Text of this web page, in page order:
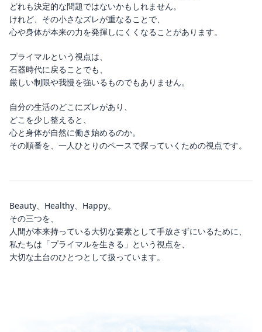
どれも決定的な問題ではないかもしれません。
けれど、その小さなズレが重なることで、
心や身体が本来の力を発揮しにくくなることがあります。
プライマルという視点は、
石器時代に戻ることでも、
厳しい制限や我慢を強いるものでもありません。
自分の生活のどこにズレがあり、
どこを少し整えると、
心と身体が自然に働き始めるのか。
その順番を、一人ひとりのペースで探っていくための視点です。
Beauty、Healthy、Happy。
その三つを、
人間が本来持っている大切な要素として手放さずにいるために、
私たちは「プライマルを生きる」という視点を、
大切な土台のひとつとして扱っています。